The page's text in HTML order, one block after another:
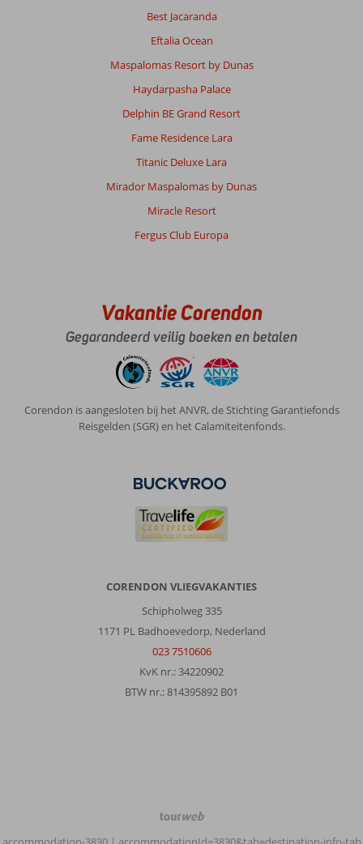
Best Jacaranda
Eftalia Ocean
Maspalomas Resort by Dunas
Haydarpasha Palace
Delphin BE Grand Resort
Fame Residence Lara
Titanic Deluxe Lara
Mirador Maspalomas by Dunas
Miracle Resort
Fergus Club Europa
Vakantie Corendon
Gegarandeerd veilig boeken en betalen
Corendon is aangesloten bij het ANVR, de Stichting Garantiefonds
Reisgelden (SGR) en het Calamiteitenfonds.
CORENDON VLIEGVAKANTIES
Schipholweg 335
1171 PL Badhoevedorp, Nederland
023 7510606
KvK nr.: 34220902
BTW nr.: 814395892 B01
TourWeb
©